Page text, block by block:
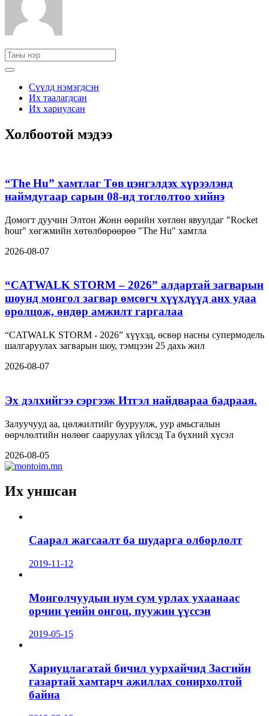
Сүүлд нэмэгдсэн
Их таалагдсан
Их хариулсан
Холбоотой мэдээ
“The Hu” хамтлаг Төв цэнгэлдэх хүрээлэнд
наймдугаар сарын 08-нд тоглолтоо хийнэ
Домогт дуучин Элтон Жонн өөрийн хөтлөн явуулдаг "Rocket
hour" хөгжмийн хөтөлбөрөөрөө "The Hu" хамтла
2026-08-07
“CATWALK STORM – 2026” алдартай загварын
шоунд монгол загвар өмсөгч хүүхдүүд анх удаа
оролцож, өндөр амжилт гаргалаа
“CATWALK STORM - 2026” хүүхэд, өсвөр насны супермодель
шалгаруулах загварын шоу, тэмцээн 25 дахь жил
2026-08-07
Эх дэлхийгээ сэргээж Итгэл найдвараа бадраая.
Залуучууд аа, цөлжилтийг бууруулж, уур амьсгалын
өөрчлөлтийн нөлөөг сааруулах үйлсэд Та бүхний хүсэл
2026-08-05
Их уншсан
Саарал жагсаалт ба шударга олборлолт
2019-11-12
Монголчуудын нум сум урлах ухаанаас
орчин үеийн онгоц, пуужин үүссэн
2019-05-15
Хариуцлагатай бичил уурхайчид Засгийн
газартай хамтарч ажиллах сонирхолтой
байна